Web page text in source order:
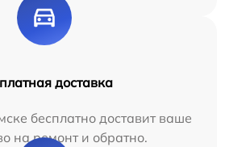
доставка
бесплатно доставит ваше
на ремонт и обратно.